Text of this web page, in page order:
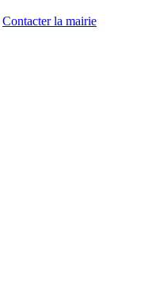
Contacter la mairie